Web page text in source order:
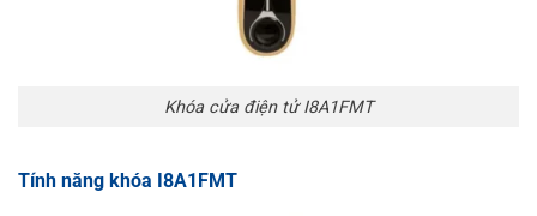
Khóa cửa điện tử I8A1FMT
Tính năng khóa I8A1FMT